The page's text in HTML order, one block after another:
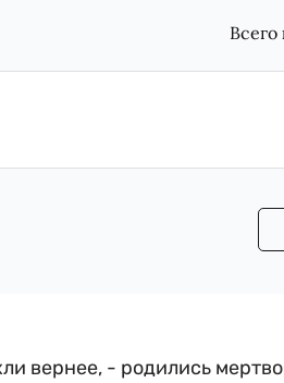
вернее, - родились